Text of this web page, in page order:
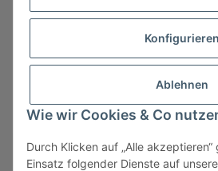
Konfigurieren
Ablehnen
Wie wir Cookies & Co
Durch Klicken auf „Alle
Einsatz folgender Dienste auf
Vertrag